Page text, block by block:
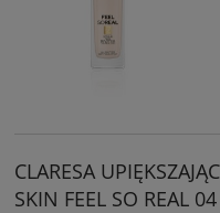
CLARESA
SKIN FEEL SO REAL